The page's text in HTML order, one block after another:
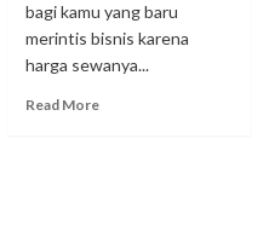
bagi kamu yang baru
merintis bisnis karena
harga sewanya...
Read More